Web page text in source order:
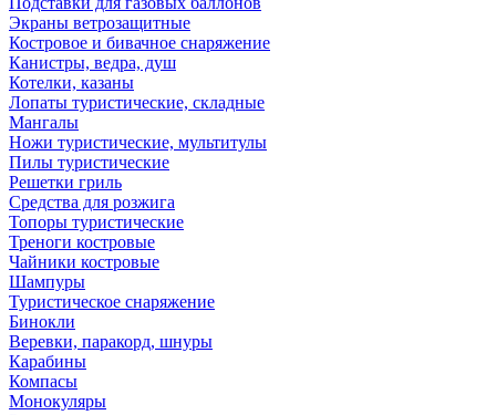
Экраны ветрозащитные
Костровое и бивачное снаряжение
Канистры, ведра, душ
Котелки, казаны
Лопаты туристические, складные
Мангалы
Ножи туристические, мультитулы
Пилы туристические
Решетки гриль
Средства для розжига
Топоры туристические
Треноги костровые
Чайники костровые
Шампуры
Туристическое снаряжение
Бинокли
Веревки, паракорд, шнуры
Карабины
Компасы
Монокуляры